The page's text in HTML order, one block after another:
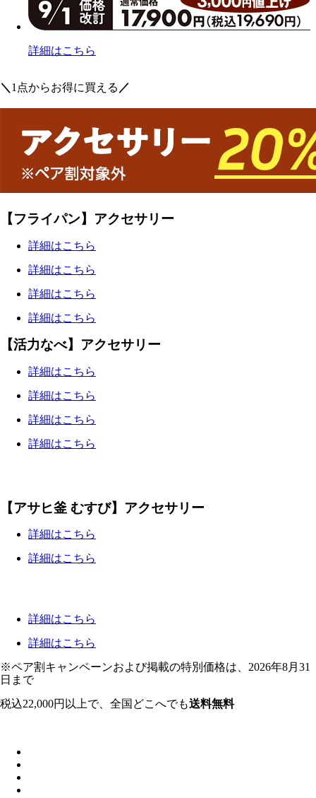
詳細はこちら
＼ 1点からお得に買える ／
【フライパン】アクセサリー
詳細はこちら
詳細はこちら
詳細はこちら
詳細はこちら
【活力なべ】アクセサリー
詳細はこちら
詳細はこちら
詳細はこちら
詳細はこちら
【アサヒ釜 むすび】アクセサリー
詳細はこちら
詳細はこちら
詳細はこちら
詳細はこちら
※ペア割キャンペーンおよび掲載の特別価格は、2026年8月31
日まで
税込22,000円以上で、全国どこへでも送料無料